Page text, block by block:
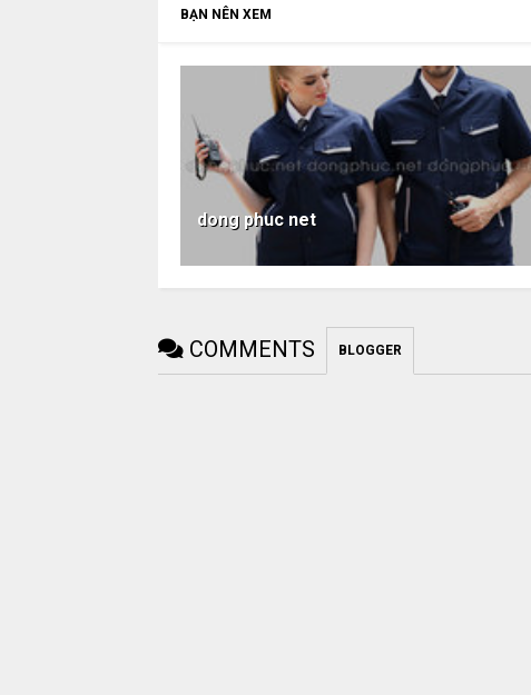
BẠN NÊN XEM
dong phuc net
COMMENTS BLOGGER